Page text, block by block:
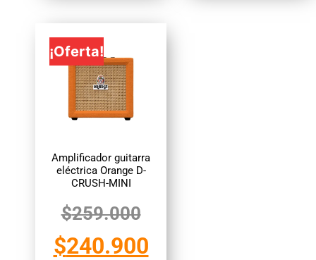
¡Oferta!
Amplificador guitarra
eléctrica Orange D-
CRUSH-MINI
$259.000
$240.900